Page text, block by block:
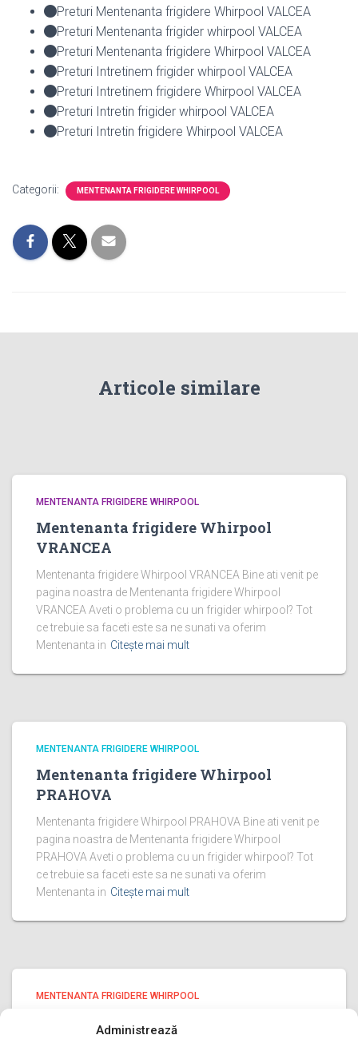
Administrează
Preturi Mentenanta frigidere Whirpool VALCEA
Preturi Mentenanta frigider whirpool VALCEA
Preturi Mentenanta frigidere Whirpool VALCEA
Preturi Intretinem frigider whirpool VALCEA
Preturi Intretinem frigidere Whirpool VALCEA
Preturi Intretin frigider whirpool VALCEA
Preturi Intretin frigidere Whirpool VALCEA
Categorii: MENTENANTA FRIGIDERE WHIRPOOL
Articole similare
MENTENANTA FRIGIDERE WHIRPOOL
Mentenanta frigidere Whirpool
VRANCEA
Mentenanta frigidere Whirpool VRANCEA Bine ati venit pe
pagina noastra de Mentenanta frigidere Whirpool
VRANCEA Aveti o problema cu un frigider whirpool? Tot
ce trebuie sa faceti este sa ne sunati va oferim
Mentenanta in Citește mai mult
MENTENANTA FRIGIDERE WHIRPOOL
Mentenanta frigidere Whirpool
PRAHOVA
Mentenanta frigidere Whirpool PRAHOVA Bine ati venit pe
pagina noastra de Mentenanta frigidere Whirpool
PRAHOVA Aveti o problema cu un frigider whirpool? Tot
ce trebuie sa faceti este sa ne sunati va oferim
Mentenanta in Citește mai mult
MENTENANTA FRIGIDERE WHIRPOOL
Mentenanta frigidere Whirpool ILFOV